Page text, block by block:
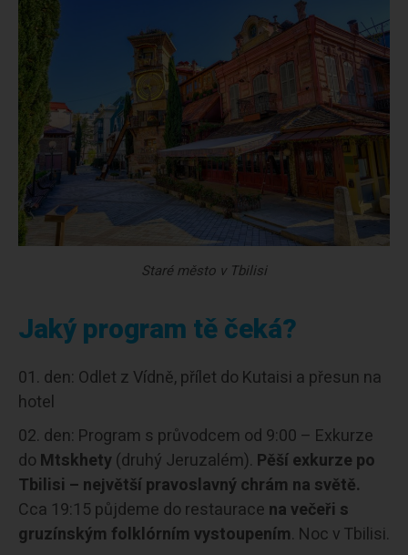
Staré město v Tbilisi
Jaký program tě čeká?
den: Odlet z Vídně, přílet do Kutaisi a přesun na
hotel
den: Program s průvodcem od 9:00 – Exkurze
do Mtskhety(druhý Jeruzalém). Pěší exkurze po
Tbilisi – největší pravoslavný chrám na světě.
Cca 19:15 půjdeme do restaurace na večeři s
gruzínským folklórním vystoupením. Noc v Tbilisi.